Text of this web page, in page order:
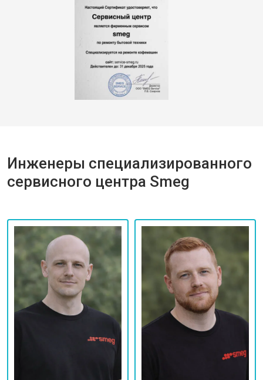
Инженеры специализированного
сервисного центра Smeg